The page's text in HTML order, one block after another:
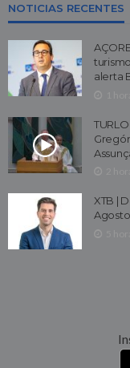
NOTICIAS RECENTES
alerta
XTB |